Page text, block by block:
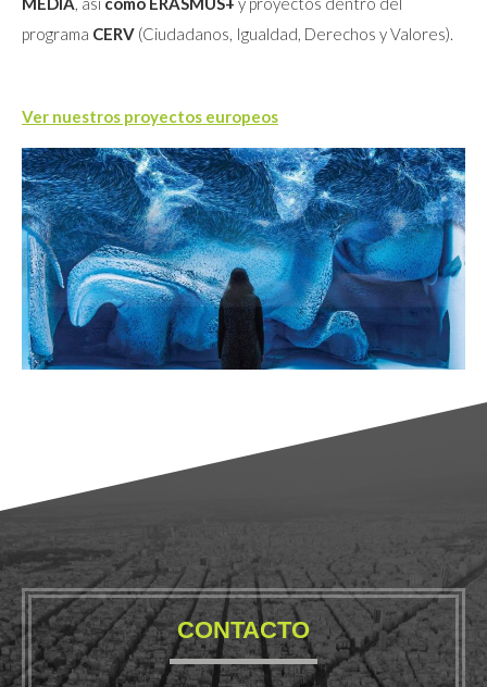
programa CERV (Ciudadanos, Igualdad, Derechos y Valores).
Ver nuestros proyectos europeos
CONTACTO